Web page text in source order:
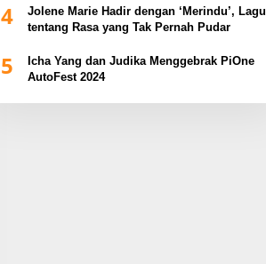
4
Jolene Marie Hadir dengan ‘Merindu’, Lagu
tentang Rasa yang Tak Pernah Pudar
5
Icha Yang dan Judika Menggebrak PiOne
AutoFest 2024